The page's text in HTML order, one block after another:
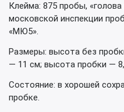
Клейма: 875 пробы,
московской инспекции
«МЮ5».
Размеры: высота без
— 11 см; высота пробки —
Состояние: в хорошей
пробке.